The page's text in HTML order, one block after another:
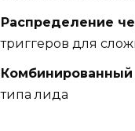
Распределение
триггеров для
типа лида